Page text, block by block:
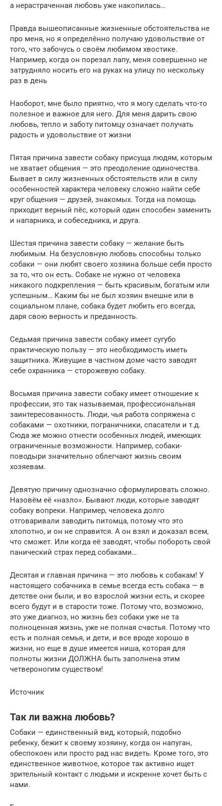
а нерастраченная любовь уже накопилась…
Правда вышеописанные жизненные обстоятельства не
про меня, но я определённо получаю удовольствие от
того, что забочусь о своём любимом хвостике.
Например, когда он порезал лапу, меня совершенно не
затрудняло носить его на руках на улицу по нескольку
раз в день
Наоборот, мне было приятно, что я могу сделать что-то
полезное и важное для него. Для меня дарить свою
любовь, тепло и заботу питомцу означает получать
радость и удовольствие от жизни
Пятая причина завести собаку присуща людям, которым
не хватает общения — это преодоление одиночества.
Бывает в силу жизненных обстоятельств или в силу
особенностей характера человеку сложно найти себе
круг общения — друзей, знакомых. Тогда на помощь
приходит верный пёс, который один способен заменить
и напарника, и собеседника, и друга.
Шестая причина завести собаку — желание быть
любимым. На безусловную любовь способны только
собаки — они любят своего хозяина больше себя просто
за то, что он есть. Собаке не нужно от человека
никакого подкрепления — быть красивым, богатым или
успешным… Каким бы не был хозяин внешне или в
социальном плане, собака будет любить его всегда,
даря свою верность и преданность.
Седьмая причина завести собаку имеет сугубо
практическую пользу — это необходимость иметь
защитника. Живущие в частном доме часто заводят
себе охранника — сторожевую собаку.
Восьмая причина завести собаку имеет отношение к
профессии, это так называемая, профессиональная
заинтересованность. Люди, чья работа сопряжена с
собаками — охотники, пограничники, спасатели и т.д.
Сюда же можно отнести особенных людей, имеющих
ограниченные возможности. Например, собаки-
поводыри значительно облегчают жизнь своим
хозяевам.
Девятую причину однозначно сформулировать сложно.
Назовём её «назло». Бывают люди, которые заводят
собаку вопреки. Например, человека долго
отговаривали заводить питомца, потому что это
хлопотно, и он не справится. А он взял и доказал всем,
что сможет. Или когда её заводят, чтобы побороть свой
панический страх перед собаками…
Десятая и главная причина — это любовь к собакам! У
настоящего собачника в семье всегда есть собака — в
детстве они были, и во взрослой жизни есть, и скорее
всего будут и в старости тоже. Потому что, возможно,
это уже диагноз, но жизнь без собаки уже не та
полноценная жизнь, уже не полная счастья. Потому что
есть и полная семья, и дети, и все вроде хорошо в
жизни, но еще в душе имеется ниша, которая для
полноты жизни ДОЛЖНА быть заполнена этим
четвероногим существом!
Источник
Так ли важна любовь?
Собаки — единственный вид, который, подобно
ребенку, бежит к своему хозяину, когда он напуган,
обеспокоен или просто рад нас видеть. Кроме того, это
единственное животное, которое так активно ищет
зрительный контакт с людьми и искренне хочет быть с
нами.